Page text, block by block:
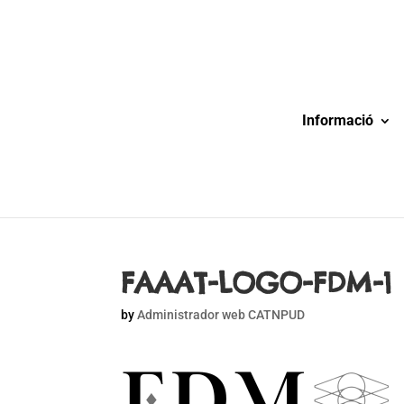
Informació
FAAAT-LOGO-FDM-1
byAdministrador web CATNPUD